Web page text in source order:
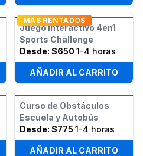
MAS RENTADOS
Juego Interactivo 4en1
Sports Challenge
Desde: $650 1-4 horas
AÑADIR AL CARRITO
Curso de Obstáculos
Escuela y Autobús
Desde: $775 1-4 horas
AÑADIR AL CARRITO